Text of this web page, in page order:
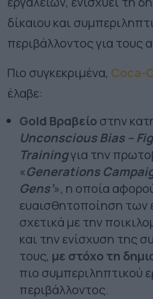
δίκαιου και
περιβάλλοντος για τους
Πιο συγκεκριμένα, Coca-
έλαβε:
Gold Βραβείοστην
Unconscious Bias –
Trainingγια την
«Generations
Gens’», η οποία
ευαισθητοποίηση των
σχετικά με την
και την ενίσχυση της
τους, με στόχο τη
πιο συμπεριληπτικού
περιβάλλοντος.